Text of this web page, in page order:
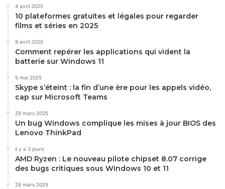
4 avril 2025
10 plateformes gratuites et légales pour regarder
films et séries en 2025
9 avril 2025
Comment repérer les applications qui vident la
batterie sur Windows 11
5 mai 2025
Skype s’éteint : la fin d’une ère pour les appels vidéo,
cap sur Microsoft Teams
29 mars 2025
Un bug Windows complique les mises à jour BIOS des
Lenovo ThinkPad
il y a 3 jours
AMD Ryzen : Le nouveau pilote chipset 8.07 corrige
des bugs critiques sous Windows 10 et 11
29 mars 2025